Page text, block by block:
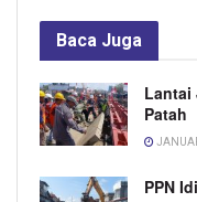
Baca Juga
Lantai
Patah
PPN